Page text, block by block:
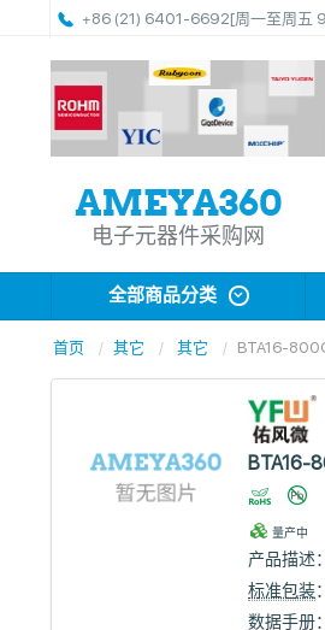
+86 (21) 6401-6692[周一至周五
电子元器件采购网
全部商品分类
首页 其它 其它 BTA16-
BTA16-
量产中
产品描述：
标准包装
数据手册